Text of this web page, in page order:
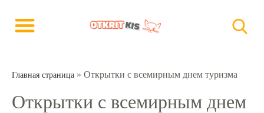
Главная страница » Открытки с всемирным днем туризма
Открытки с всемирным днем